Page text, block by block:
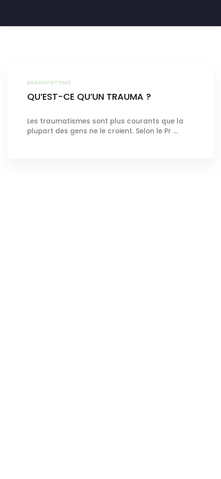
BRAINSPOTTING
QU’EST-CE QU’UN TRAUMA ?
Les traumatismes sont plus courants que la
plupart des gens ne le croient. Selon le Pr ...